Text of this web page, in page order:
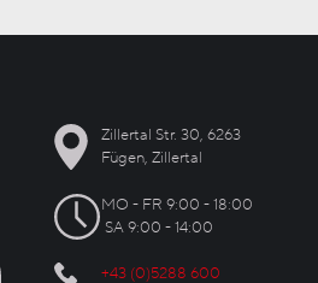
Zillertal Str. 30, 6263
Fügen, Zillertal
MO - FR 9:00 - 18:00
SA 9:00 - 14:00
+43 (0)5288 600